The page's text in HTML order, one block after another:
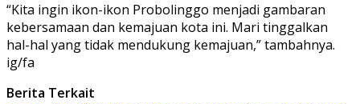
“Kita ingin ikon-ikon Probolinggo menjadi gambaran
kebersamaan dan kemajuan kota ini. Mari tinggalkan
hal-hal yang tidak mendukung kemajuan,” tambahnya.
ig/fa
Berita Terkait